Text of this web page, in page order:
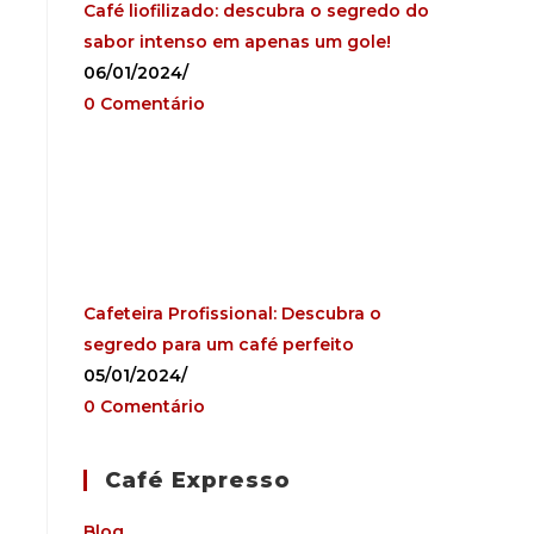
Café liofilizado: descubra o segredo do
sabor intenso em apenas um gole!
06/01/2024/
0 Comentário
Cafeteira Profissional: Descubra o
segredo para um café perfeito
05/01/2024/
0 Comentário
Café Expresso